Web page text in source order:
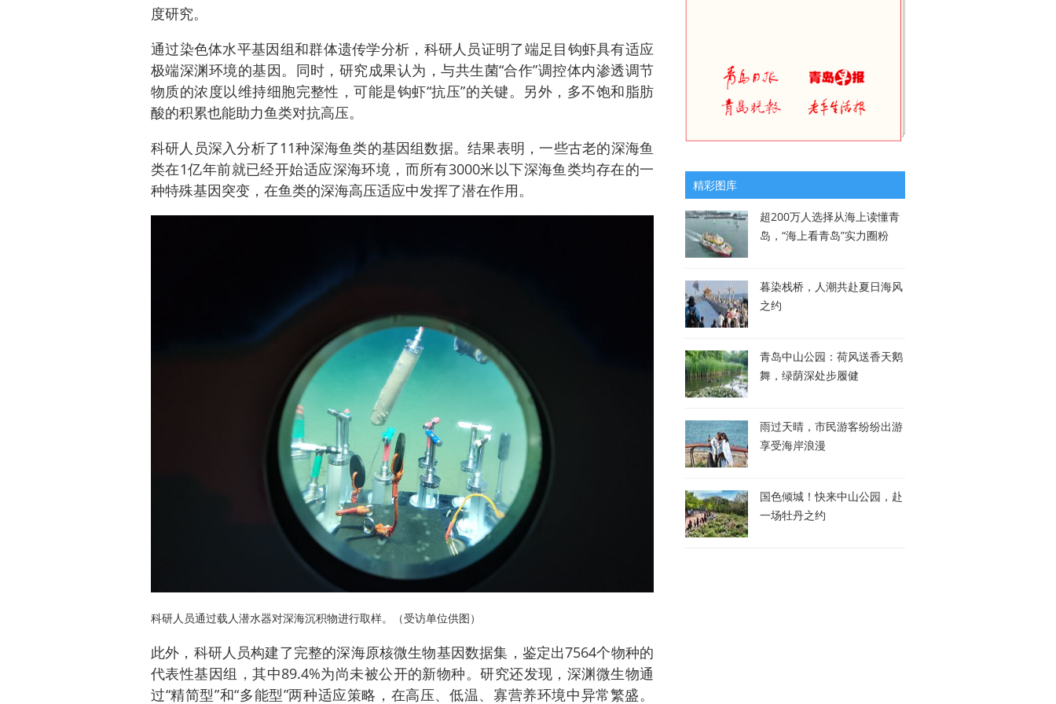
度研究。
通过染色体水平基因组和群体遗传学分析，科研人员证明了端足目钩虾具有适应
极端深渊环境的基因。同时，研究成果认为，与共生菌“合作”调控体内渗透调节
物质的浓度以维持细胞完整性，可能是钩虾“抗压”的关键。另外，多不饱和脂肪
酸的积累也能助力鱼类对抗高压。
科研人员深入分析了11种深海鱼类的基因组数据。结果表明，一些古老的深海鱼
类在1亿年前就已经开始适应深海环境，而所有3000米以下深海鱼类均存在的一
种特殊基因突变，在鱼类的深海高压适应中发挥了潜在作用。
科研人员通过载人潜水器对深海沉积物进行取样。（受访单位供图）
此外，科研人员构建了完整的深海原核微生物基因数据集，鉴定出7564个物种的
代表性基因组，其中89.4%为尚未被公开的新物种。研究还发现，深渊微生物通
过“精简型”和“多能型”两种适应策略，在高压、低温、寡营养环境中异常繁盛。
精彩图库
超200万人选择从海上读懂青
岛，“海上看青岛”实力圈粉
暮染栈桥，人潮共赴夏日海风
之约
青岛中山公园：荷风送香天鹅
舞，绿荫深处步履健
雨过天晴，市民游客纷纷出游
享受海岸浪漫
国色倾城！快来中山公园，赴
一场牡丹之约